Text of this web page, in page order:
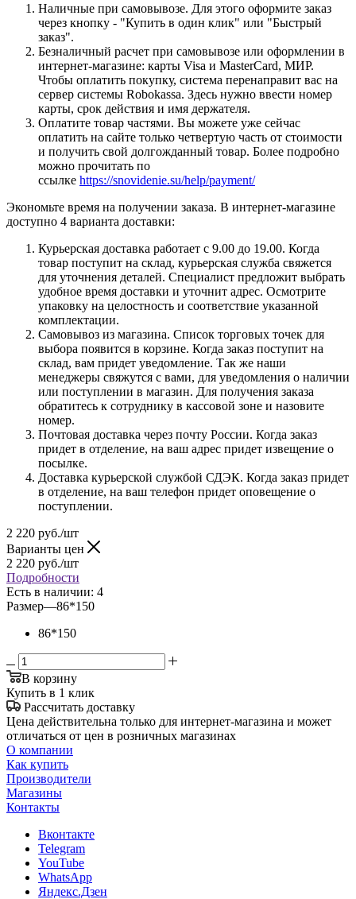
Наличные при самовывозе. Для этого оформите заказ
через кнопку - "Купить в один клик" или "Быстрый
заказ".
Безналичный расчет при самовывозе или оформлении в
интернет-магазине: карты Visa и MasterCard, МИР.
Чтобы оплатить покупку, система перенаправит вас на
сервер системы Robokassa. Здесь нужно ввести номер
карты, срок действия и имя держателя.
Оплатите товар частями. Вы можете уже сейчас
оплатить на сайте только четвертую часть от стоимости
и получить свой долгожданный товар. Более подробно
можно прочитать по
ссылке https://snovidenie.su/help/payment/
Экономьте время на получении заказа. В интернет-магазине
доступно 4 варианта доставки:
Курьерская доставка работает с 9.00 до 19.00. Когда
товар поступит на склад, курьерская служба свяжется
для уточнения деталей. Специалист предложит выбрать
удобное время доставки и уточнит адрес. Осмотрите
упаковку на целостность и соответствие указанной
комплектации.
Самовывоз из магазина. Список торговых точек для
выбора появится в корзине. Когда заказ поступит на
склад, вам придет уведомление. Так же наши
менеджеры свяжутся с вами, для уведомления о наличии
или поступлении в магазин. Для получения заказа
обратитесь к сотруднику в кассовой зоне и назовите
номер.
Почтовая доставка через почту России. Когда заказ
придет в отделение, на ваш адрес придет извещение о
посылке.
Доставка курьерской службой СДЭК. Когда заказ придет
в отделение, на ваш телефон придет оповещение о
поступлении.
2 220 руб./шт
Варианты цен
2 220 руб./шт
Подробности
Есть в наличии: 4
Размер—86*150
86*150
В корзину
Купить в 1 клик
Рассчитать доставку
Цена действительна только для интернет-магазина и может
отличаться от цен в розничных магазинах
О компании
Как купить
Производители
Магазины
Контакты
Вконтакте
Telegram
YouTube
WhatsApp
Яндекс.Дзен